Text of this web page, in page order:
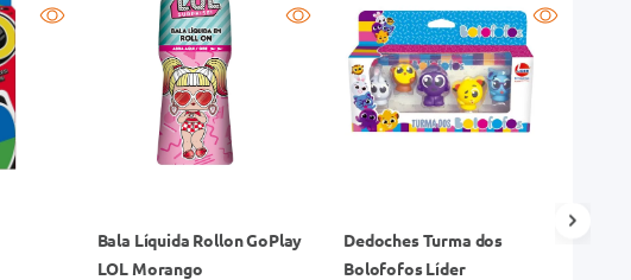
Bala Líquida Rollon GoPlay
LOL Morango
Dedoches Turma dos
Bolofofos Líder